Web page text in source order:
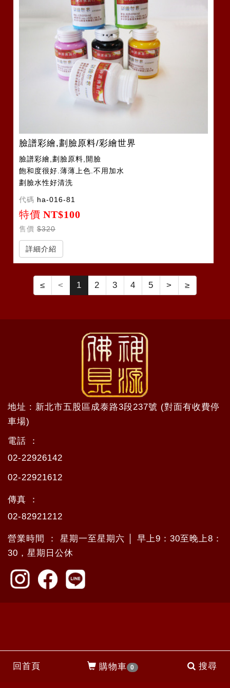
回首頁 購物車 0 搜尋
臉譜彩繪,劃臉原料/彩繪世界
臉譜彩繪,劃臉原料,開臉
飽和度很好.薄薄上色.不用加水
劃臉水性好清洗
代碼 ha-016-81
特價 NT$100
售價 $320
詳細介紹
≤ < 1 2 3 4 5 > ≥
地址 : 新北市五股區成泰路3段237號 (對面有收費停
車場)
電話 ：
02-22926142
02-22921612
傳真 ：
02-82921212
營業時間 ： 星期一至星期六 │ 早上9：30至晚上8：
30，星期日公休